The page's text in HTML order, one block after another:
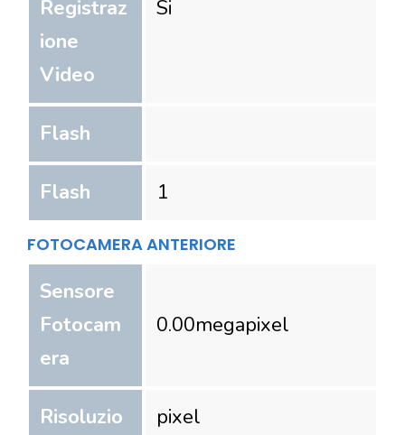
Registraz
ione
Video
Si
Flash
Flash 1
FOTOCAMERA ANTERIORE
Sensore
Fotocam
era
0.00megapixel
Risoluzio
pixel